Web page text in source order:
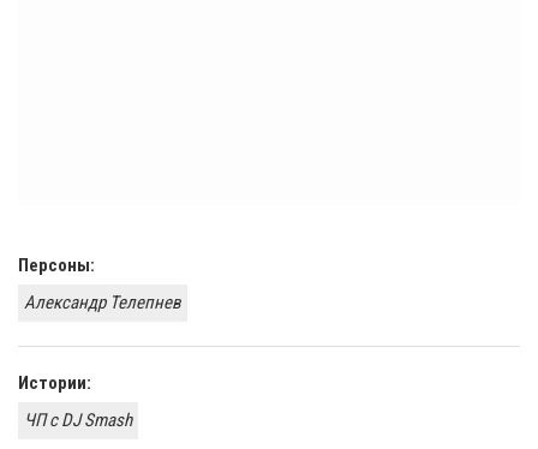
Персоны:
Александр Телепнев
Истории:
ЧП с DJ Smash